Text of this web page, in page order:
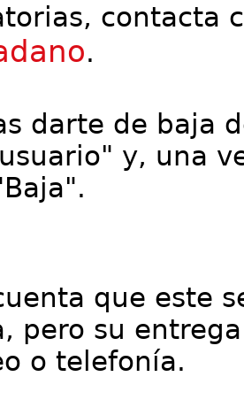
contacta
.
darte de baja
y, una
que este
pero su
o telefonía.